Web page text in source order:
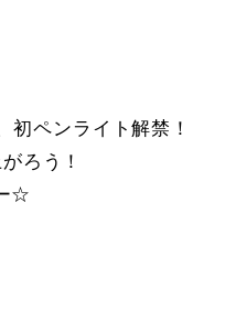
初ペンライト解禁！
ろう！
☆